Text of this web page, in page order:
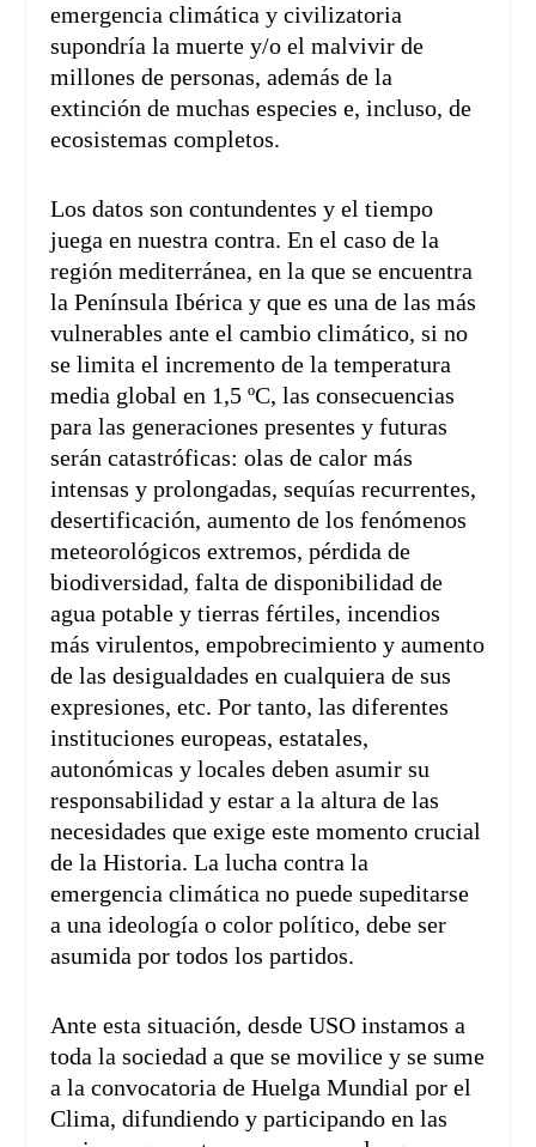
emergencia climática y civilizatoria
supondría la muerte y/o el malvivir de
millones de personas, además de la
extinción de muchas especies e, incluso, de
ecosistemas completos.
Los datos son contundentes y el tiempo
juega en nuestra contra. En el caso de la
región mediterránea, en la que se encuentra
la Península Ibérica y que es una de las más
vulnerables ante el cambio climático, si no
se limita el incremento de la temperatura
media global en 1,5 ºC, las consecuencias
para las generaciones presentes y futuras
serán catastróficas: olas de calor más
intensas y prolongadas, sequías recurrentes,
desertificación, aumento de los fenómenos
meteorológicos extremos, pérdida de
biodiversidad, falta de disponibilidad de
agua potable y tierras fértiles, incendios
más virulentos, empobrecimiento y aumento
de las desigualdades en cualquiera de sus
expresiones, etc. Por tanto, las diferentes
instituciones europeas, estatales,
autonómicas y locales deben asumir su
responsabilidad y estar a la altura de las
necesidades que exige este momento crucial
de la Historia. La lucha contra la
emergencia climática no puede supeditarse
a una ideología o color político, debe ser
asumida por todos los partidos.
Ante esta situación, desde USO instamos a
toda la sociedad a que se movilice y se sume
a la convocatoria de Huelga Mundial por el
Clima, difundiendo y participando en las